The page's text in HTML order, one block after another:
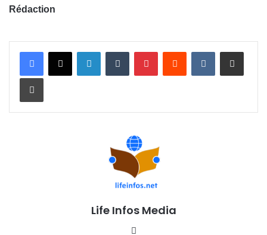
Rédaction
Life Infos Media